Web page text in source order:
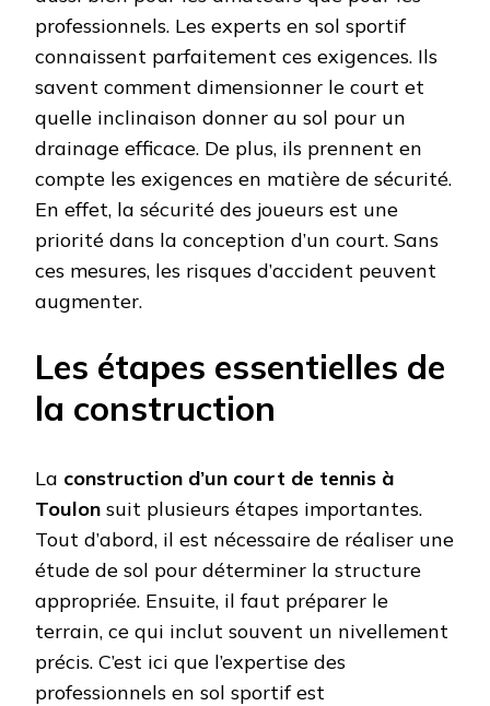
professionnels. Les experts en sol sportif
connaissent parfaitement ces exigences. Ils
savent comment dimensionner le court et
quelle inclinaison donner au sol pour un
drainage efficace. De plus, ils prennent en
compte les exigences en matière de sécurité.
En effet, la sécurité des joueurs est une
priorité dans la conception d’un court. Sans
ces mesures, les risques d’accident peuvent
augmenter.
Les étapes essentielles de
la construction
La construction d’un court de tennis à
Toulon suit plusieurs étapes importantes.
Tout d’abord, il est nécessaire de réaliser une
étude de sol pour déterminer la structure
appropriée. Ensuite, il faut préparer le
terrain, ce qui inclut souvent un nivellement
précis. C’est ici que l’expertise des
professionnels en sol sportif est